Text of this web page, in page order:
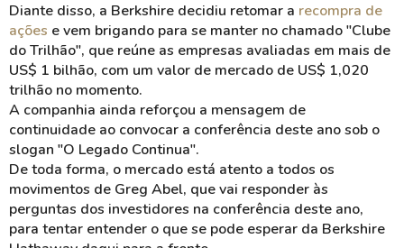
Diante disso, a Berkshire decidiu retomar a recompra de
ações e vem brigando para se manter no chamado "Clube
do Trilhão", que reúne as empresas avaliadas em mais de
US$ 1 bilhão, com um valor de mercado de US$ 1,020
trilhão no momento.
A companhia ainda reforçou a mensagem de
continuidade ao convocar a conferência deste ano sob o
slogan "O Legado Continua".
De toda forma, o mercado está atento a todos os
movimentos de Greg Abel, que vai responder às
perguntas dos investidores na conferência deste ano,
para tentar entender o que se pode esperar da Berkshire